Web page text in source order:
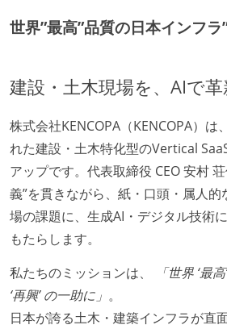
世界”最高”品質の日本インフラ
建設・土木現場を、AIで革
株式会社KENCOPA（KENCOPA）は
れた建設・土木特化型のVertical
アップです。代表取締役 CEO 安村
義”を貫きながら、紙・口頭・属人
場の課題に、生成AI・デジタル技術
もたらします。
私たちのミッションは、
「世界 ‘最
‘再興’ の一助に」 。
日本が誇る土木・建築インフラが直